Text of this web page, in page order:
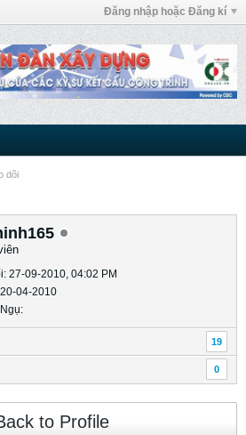
Đăng nhập hoặc Đăng kí
dõi
27-09-2010, 04:02 PM
04-2010
19
0
to Profile